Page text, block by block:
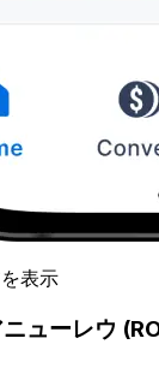
表示
ューレウ